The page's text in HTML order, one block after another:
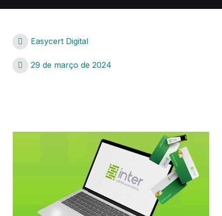
Easycert Digital
29 de março de 2024